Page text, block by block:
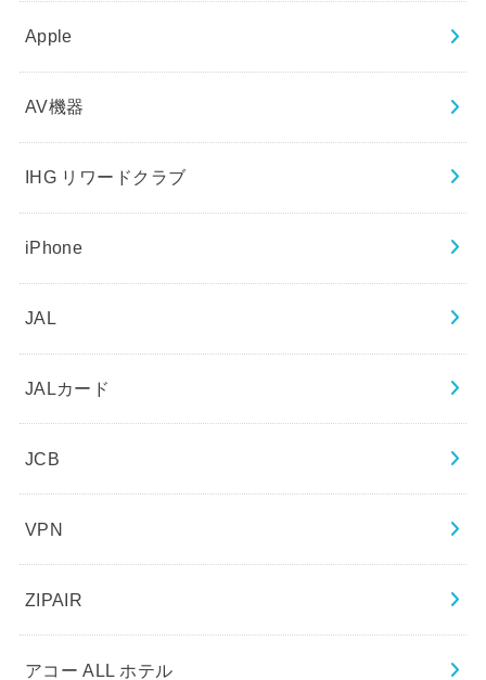
Apple
AV機器
IHG リワードクラブ
iPhone
JAL
JALカード
JCB
VPN
ZIPAIR
アコー ALL ホテル